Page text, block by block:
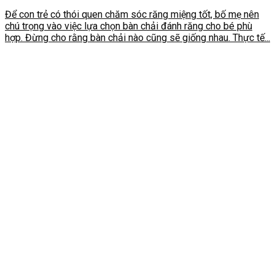
Để con trẻ có thói quen chăm sóc răng miệng tốt, bố mẹ nên
chú trọng vào việc lựa chọn bàn chải đánh răng cho bé phù
hợp. Đừng cho rằng bàn chải nào cũng sẽ giống nhau. Thực tế...